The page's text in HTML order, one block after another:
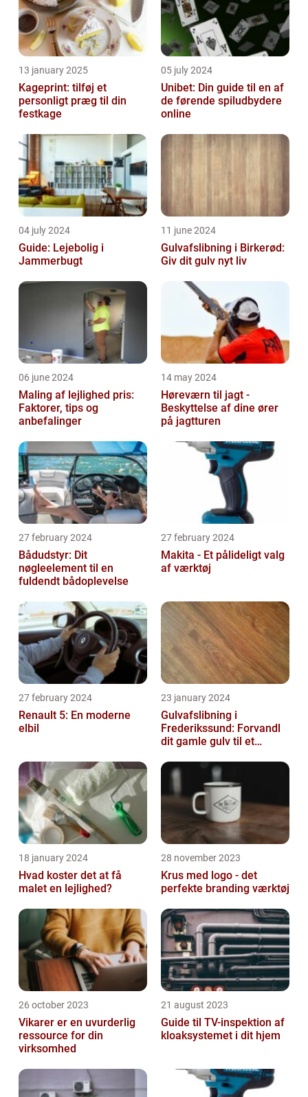
13 january 2025
Kageprint: tilføj et
personligt præg til din
festkage
05 july 2024
Unibet: Din guide til en af
de førende spiludbydere
online
04 july 2024
Guide: Lejebolig i
Jammerbugt
11 june 2024
Gulvafslibning i Birkerød:
Giv dit gulv nyt liv
06 june 2024
Maling af lejlighed pris:
Faktorer, tips og
anbefalinger
14 may 2024
Høreværn til jagt -
Beskyttelse af dine ører
på jagtturen
27 february 2024
Bådudstyr: Dit
nøgleelement til en
fuldendt bådoplevelse
27 february 2024
Makita - Et pålideligt valg
af værktøj
27 february 2024
Renault 5: En moderne
elbil
23 january 2024
Gulvafslibning i
Frederikssund: Forvandl
dit gamle gulv til et
18 january 2024
Hvad koster det at få
malet en lejlighed?
28 november 2023
Krus med logo - det
perfekte branding værktøj
26 october 2023
Vikarer er en uvurderlig
ressource for din
virksomhed
21 august 2023
Guide til TV-inspektion af
kloaksystemet i dit hjem